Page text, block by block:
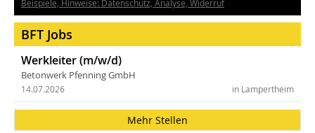
Beispiele, Hinweise: Datenschutz, Analyse, Widerruf
BFT Jobs
Werkleiter (m/w/d)
Betonwerk Pfenning GmbH
in Lampertheim
14.07.2026
Mehr Stellen